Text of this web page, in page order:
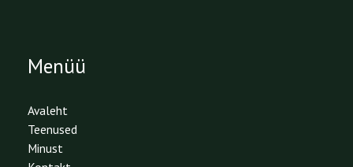
Menüü
Avaleht
Teenused
Minust